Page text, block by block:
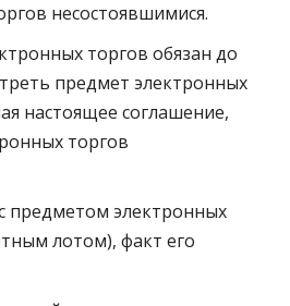
несостоявшимися.
торгов обязан до
предмет электронных
настоящее соглашение,
торгов
предметом электронных
лотом), факт его